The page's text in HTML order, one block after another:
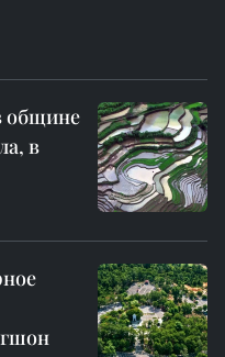
общине
в